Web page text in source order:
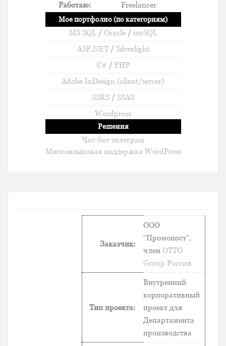
Работаю:
Freelancer
Мое портфолио (по категориям)
MS SQL/ Oracle/ mySQL
ASP.NET/ Silverlight
C# / PHP
Adobe InDesign (client/server)
SSRS / SSAS
Wordpress
Решения
Чат-бот телеграм
Многоязыковая поддержка WordPress
Заказчик:
ООО
“Промопост”,
член OTTO
Group Россия
Тип проекта:
Внутренний
корпоративный
проект для
Департамента
производства